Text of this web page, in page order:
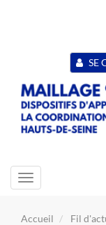
SE
Toggle
navigation
Accueil Fil